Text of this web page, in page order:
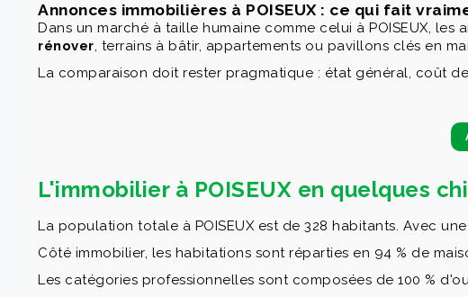
Annonces immobilières à POISEUX : ce qui fait
Dans un marché à taille humaine comme celui à POISEUX,
rénover, terrains à bâtir, appartements ou pavillons clés en
La comparaison doit rester pragmatique : état général, coût
L'immobilier à POISEUX en quelques
La population totale à POISEUX est de 328 habitants. Avec
Côté immobilier, les habitations sont réparties en 94 % de
Les catégories professionnelles sont composées de 100 %